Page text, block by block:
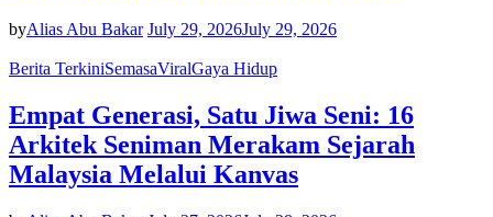
byAlias Abu Bakar July 29, 2026July 29, 2026
Berita TerkiniSemasaViralGaya Hidup
Empat Generasi, Satu Jiwa Seni: 16
Arkitek Seniman Merakam Sejarah
Malaysia Melalui Kanvas